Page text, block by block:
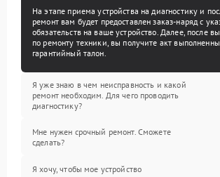
На этапе приема устройства на диагностику и
ремонт вам будет предоставлен заказ-наряд с
обязательств на ваше устройство. Далее, после
по ремонту техники, вы получите акт
гарантийный талон.
Я уже знаю в чем неисправность и какой
ремонт необходим. Для чего проводить
диагностику?
Мне нужен срочный ремонт. Сможете
сделать?
Я хочу, чтобы мое устройство